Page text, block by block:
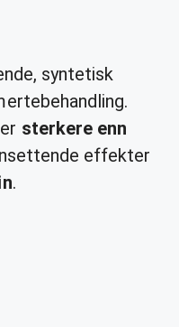
syntetisk
sterkere enn
effekter
.